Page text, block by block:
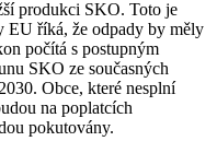
produkci SKO. Toto je
říká, že odpady by měly
počítá s postupným
SKO ze současných
Obce, které nesplní
na poplatcích
pokutovány.